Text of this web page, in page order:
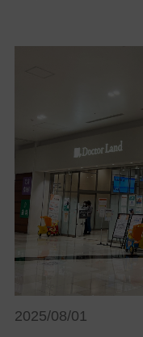
2025/08/01